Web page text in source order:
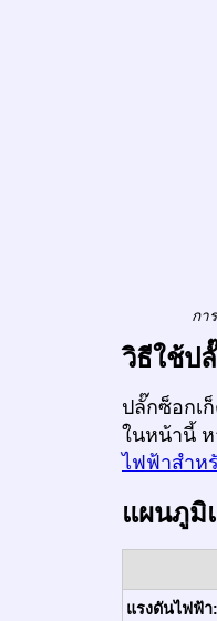
กา
วิธีใช้ป
ปลั๊กซ็อกเ
ในหน้านี้
ไฟฟ้าสำห
แผนภูมิ
แรงดันไฟฟ้า